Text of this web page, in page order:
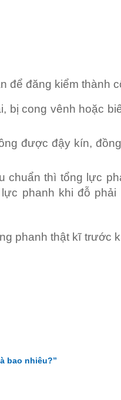
để đăng kiểm thành
bị cong vênh hoặc
được đậy kín,
chuẩn thì tổng lực
phanh khi đỗ phải
phanh thật kĩ trước
bao nhiêu?”